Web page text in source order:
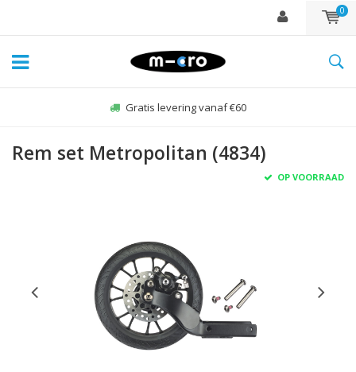
0
Gratis levering vanaf €60
Rem set Metropolitan (4834)
OP VOORRAAD